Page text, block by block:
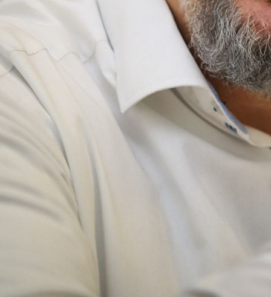
hoerakustik-schenk-team-martin-winkhardt